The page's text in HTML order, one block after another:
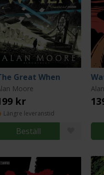
Great When
Moore
kr
Längre leveranstid
Beställ